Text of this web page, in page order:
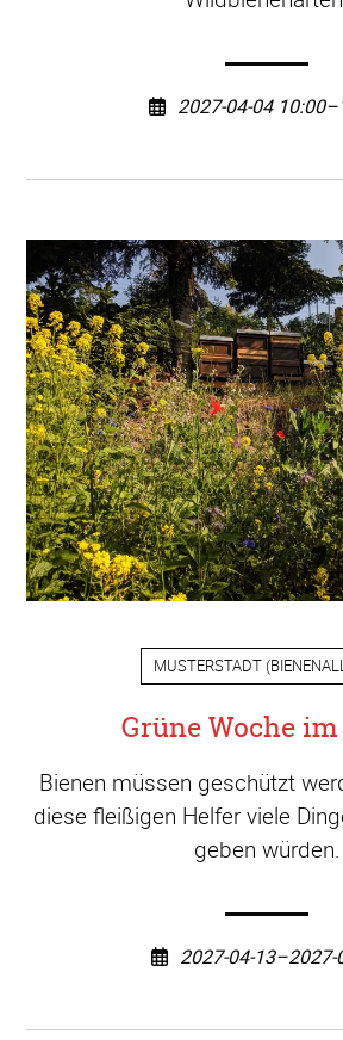
2027-04-04
MUSTERSTADT(
Grüne Woche
Bienen müssen geschützt
diese fleißigen Helfer viele
geben würden.
2027-04-13–2027-